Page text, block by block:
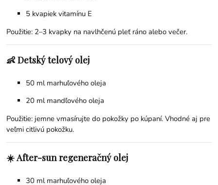
5 kvapiekvitamínu E
Použitie: 2–3 kvapky na navlhčenú pleť ráno alebo večer.
👶 Detský telový olej
50 ml marhuľového oleja
20 ml mandľového oleja
Použitie: jemne vmasírujte do pokožky po kúpaní. Vhodné aj pre
veľmi citlivú pokožku.
☀️ After-sun regeneračný olej
30 ml marhuľového oleja